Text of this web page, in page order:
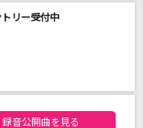
リー受付中
ランキング
録音公開曲を見る